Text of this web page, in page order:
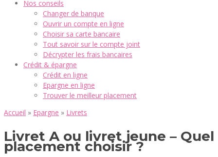
Nos conseils
Changer de banque
Ouvrir un compte en ligne
Choisir sa carte bancaire
Tout savoir sur le compte joint
Décrypter les frais bancaires
Crédit & épargne
Crédit en ligne
Epargne en ligne
Trouver le meilleur placement
Accueil » Epargne » Livrets
Livret A ou livret jeune – Quel
placement choisir ?